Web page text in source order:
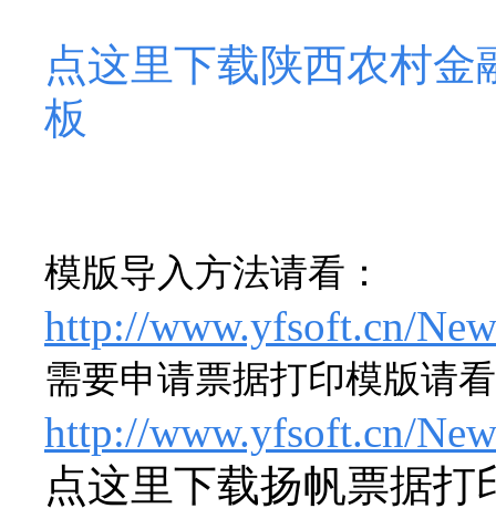
点这里下载陕西农村
板
模版导入方法请看：
http://www.yfsoft.cn/
需要申请票据打印模版请
http://www.yfsoft.cn/
点这里下载扬帆票据打